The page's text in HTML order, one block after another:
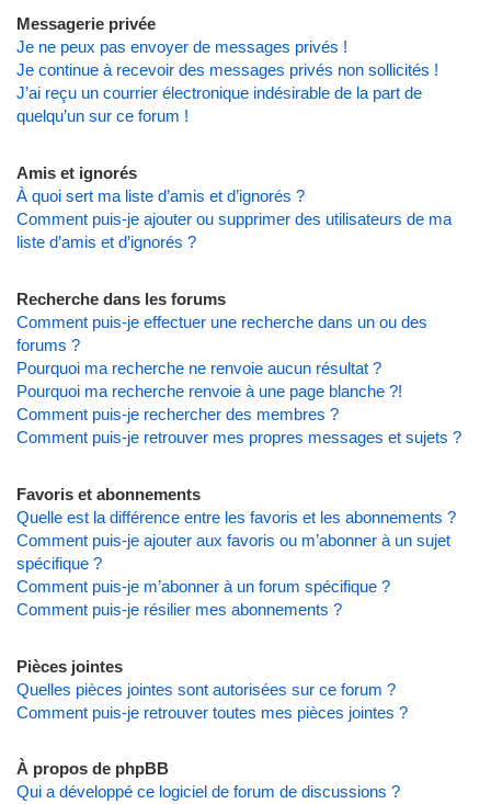
Messagerie privée
Je ne peux pas envoyer de messages privés !
Je continue à recevoir des messages privés non sollicités !
J’ai reçu un courrier électronique indésirable de la part de
quelqu’un sur ce forum !
Amis et ignorés
À quoi sert ma liste d’amis et d’ignorés ?
Comment puis-je ajouter ou supprimer des utilisateurs de ma
liste d’amis et d’ignorés ?
Recherche dans les forums
Comment puis-je effectuer une recherche dans un ou des
forums ?
Pourquoi ma recherche ne renvoie aucun résultat ?
Pourquoi ma recherche renvoie à une page blanche ?!
Comment puis-je rechercher des membres ?
Comment puis-je retrouver mes propres messages et sujets ?
Favoris et abonnements
Quelle est la différence entre les favoris et les abonnements ?
Comment puis-je ajouter aux favoris ou m’abonner à un sujet
spécifique ?
Comment puis-je m’abonner à un forum spécifique ?
Comment puis-je résilier mes abonnements ?
Pièces jointes
Quelles pièces jointes sont autorisées sur ce forum ?
Comment puis-je retrouver toutes mes pièces jointes ?
À propos de phpBB
Qui a développé ce logiciel de forum de discussions ?